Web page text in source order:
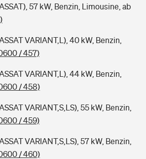
57 kW, Benzin, Limousine, ab
VARIANT,L), 40 kW, Benzin,
/ 457)
VARIANT,L), 44 kW, Benzin,
/ 458)
VARIANT,S,LS), 55 kW, Benzin,
/ 459)
VARIANT,S,LS), 57 kW, Benzin,
/ 460)